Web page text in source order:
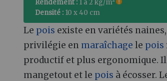
Rendement : 1 à 2 kg/m²
Densité : 10 x 40 cm
Le pois existe en variétés
privilégie en maraîchage le pois
productif et plus ergonomique.
mangetout et le pois à écosser.